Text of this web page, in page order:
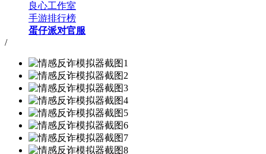
良心工作室
手游排行榜
蛋仔派对官服
/